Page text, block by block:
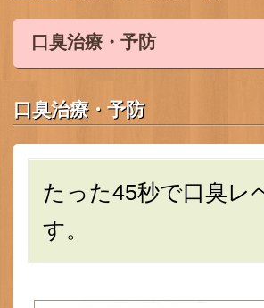
口臭治療・予防
口臭治療・予防
たった45秒で口臭レ
す。
3代目院長ごあいさつ